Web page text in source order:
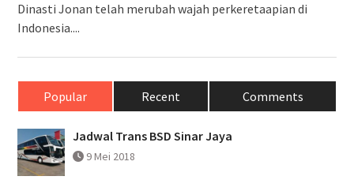
Dinasti Jonan telah merubah wajah perkeretaapian di
Indonesia....
Popular Recent Comments
Jadwal Trans BSD Sinar Jaya
9 Mei 2018